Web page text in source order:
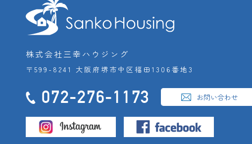
株式会社三幸ハウジング
〒599-8241 大阪府堺市中区福田1306番地3
072-276-1173 お問い合わせ